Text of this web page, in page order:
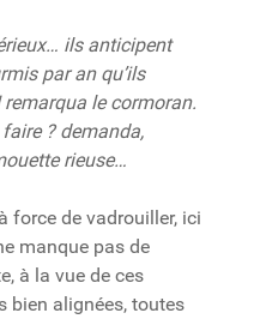
ils anticipent
par an qu’ils
le cormoran.
? demanda,
rieuse…
force de vadrouiller, ici
manque pas de
à la vue de ces
bien alignées, toutes